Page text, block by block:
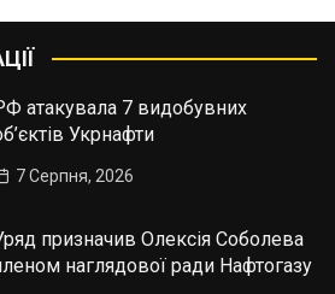
атакувала 7 видобувних
Укрнафти
7 Серпня, 2026
призначив Олексія Соболева
наглядової ради Нафтогазу